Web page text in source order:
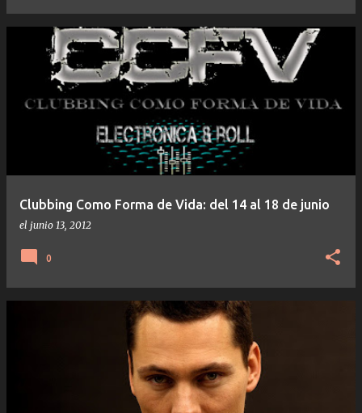
Clubbing Como Forma de Vida: del 14 al 18 de junio
el junio 13, 2012
0